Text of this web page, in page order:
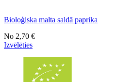
Bioloģiska malta saldā paprika
No 2,70 €
Izvēlēties